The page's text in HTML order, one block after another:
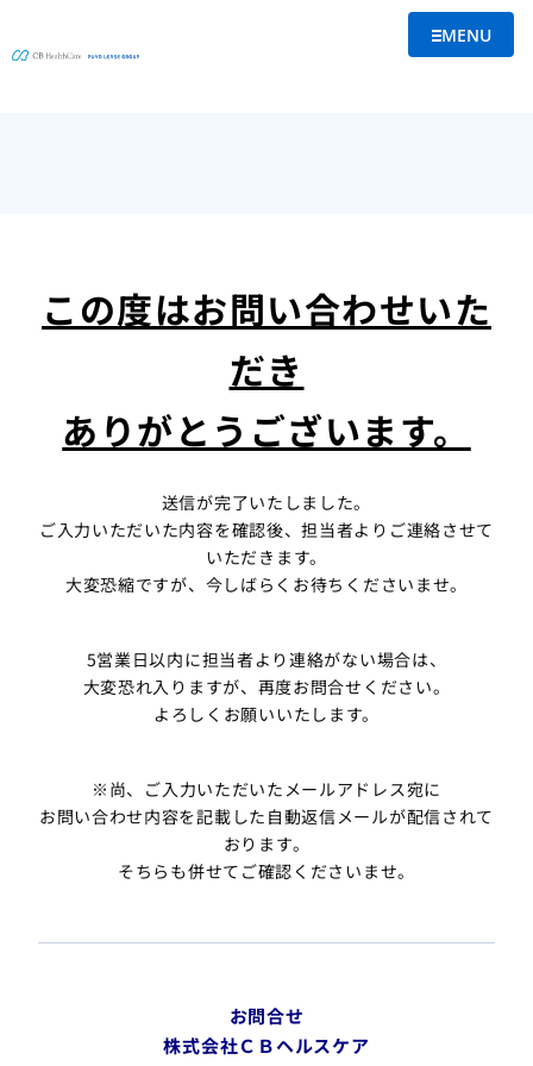
メニュー
MENU
この度はお問い合わせいた
だき
ありがとうございます。
送信が完了いたしました。
ご入力いただいた内容を確認後、担当者よりご連絡させて
いただきます。
大変恐縮ですが、今しばらくお待ちくださいませ。
5営業日以内に担当者より連絡がない場合は、
大変恐れ入りますが、再度お問合せください。
よろしくお願いいたします。
※尚、ご入力いただいたメールアドレス宛に
お問い合わせ内容を記載した自動返信メールが配信されて
おります。
そちらも併せてご確認くださいませ。
お問合せ
株式会社ＣＢヘルスケア